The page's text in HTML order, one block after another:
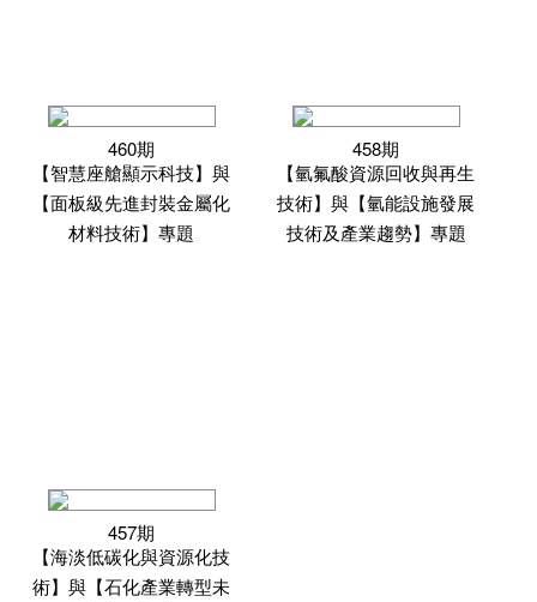
460期
【智慧座艙顯示科技】與
【面板級先進封裝金屬化
材料技術】專題
458期
【氫氟酸資源回收與再生
技術】與【氫能設施發展
技術及產業趨勢】專題
457期
【海淡低碳化與資源化技
術】與【石化產業轉型未